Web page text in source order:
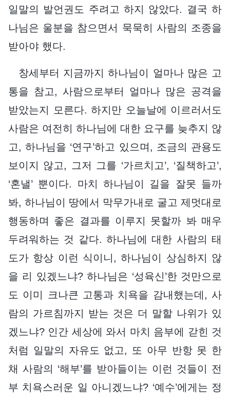
일말의 발언권도 주려고 하지 않았다. 결국 하
나님은 울분을 참으면서 묵묵히 사람의 조종을
받아야 했다.
창세부터 지금까지 하나님이 얼마나 많은 고
통을 참고, 사람으로부터 얼마나 많은 공격을
받았는지 모른다. 하지만 오늘날에 이르러서도
사람은 여전히 하나님에 대한 요구를 늦추지 않
고, 하나님을 ‘연구’하고 있으며, 조금의 관용도
보이지 않고, 그저 그를 ‘가르치고’, ‘질책하고’,
‘혼낼’ 뿐이다. 마치 하나님이 길을 잘못 들까
봐, 하나님이 땅에서 막무가내로 굴고 제멋대로
행동하며 좋은 결과를 이루지 못할까 봐 매우
두려워하는 것 같다. 하나님에 대한 사람의 태
도가 항상 이런 식이니, 하나님이 상심하지 않
을 리 있겠느냐? 하나님은 ‘성육신’한 것만으로
도 이미 크나큰 고통과 치욕을 감내했는데, 사
람의 가르침까지 받는 것은 더 말할 나위가 있
겠느냐? 인간 세상에 와서 마치 음부에 갇힌 것
처럼 일말의 자유도 없고, 또 아무 반항 못 한
채 사람의 ‘해부’를 받아들이는 이런 것들이 전
부 치욕스러운 일 아니겠느냐? ‘예수’에게는 정